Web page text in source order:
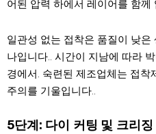
어된 압력 하에서 레이어를 함께
일관성 없는 접착은 품질이 낮
나입니다.. 시간이 지남에 따라
경에서. 숙련된 제조업체는 접
주의를 기울입니다..
5단계: 다이 커팅 및 크리징